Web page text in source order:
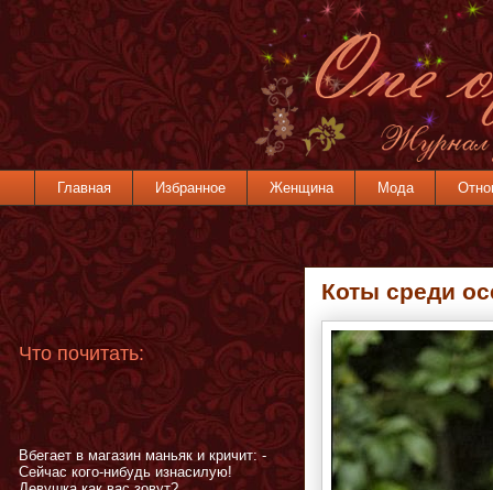
Главная Избранное Женщина Мода
Коты среди
Что почитать:
Вбегает в магазин маньяк и кричит: -
Сейчас кого-нибудь изнасилую!